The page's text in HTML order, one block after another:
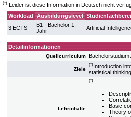
(*) Leider ist diese Information in Deutsch nicht
Workload
Ausbildungslevel
3 ECTS
B1 - Bachelor 1.
Jahr
Artificial
Detailinformationen
Quellcurriculum Bachelorstudium
Ziele
(*)Introduction
statistical thinking
Lehrinhalte
(*)
Basic
Theory